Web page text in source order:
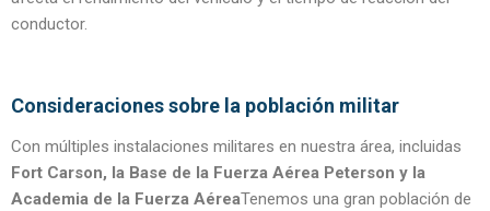
conductor.
Consideraciones sobre la población militar
Con múltiples instalaciones militares en nuestra área, incluidas
Fort Carson, la Base de la Fuerza Aérea Peterson y la
Academia de la Fuerza AéreaTenemos una gran población de